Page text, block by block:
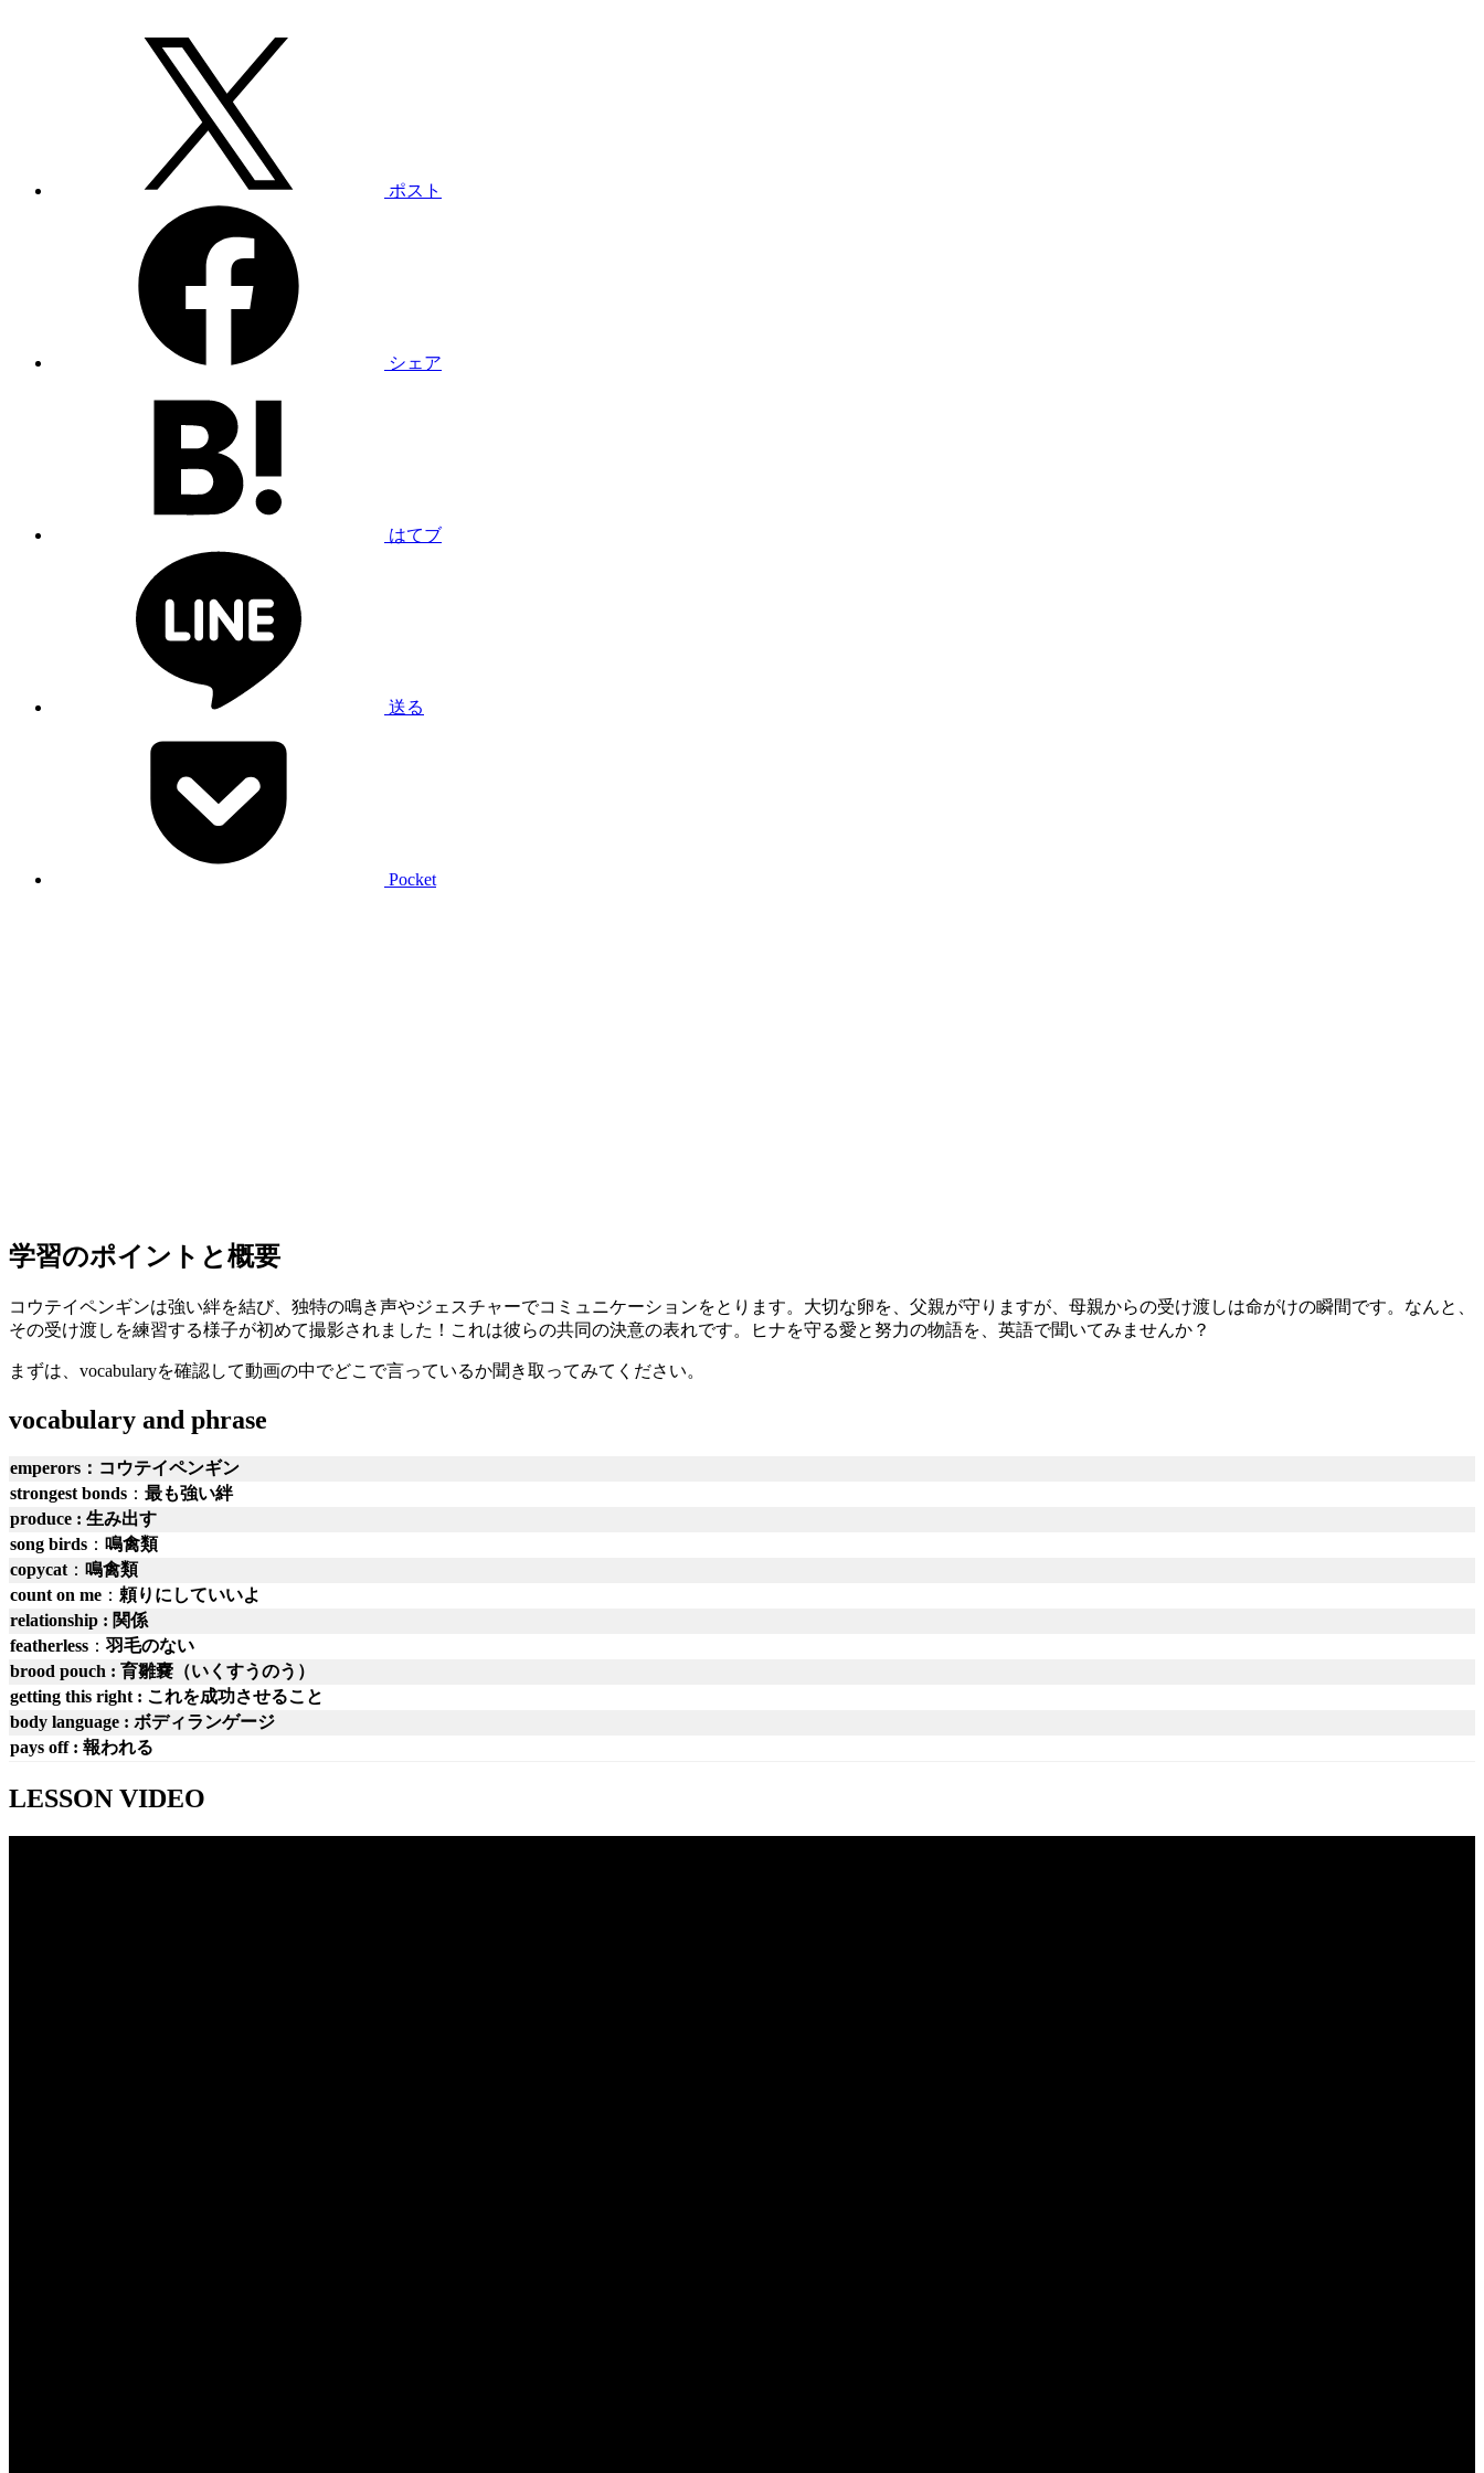
ポスト
シェア
はてブ
送る
Pocket
学習のポイントと概要
コウテイペンギンは強い絆を結び、独特の鳴き声やジェスチャーでコミュニケーションをとります。大切な卵を、父親が守りますが、母親からの受け渡しは命がけの瞬間です。なんと、
その受け渡しを練習する様子が初めて撮影されました！これは彼らの共同の決意の表れです。ヒナを守る愛と努力の物語を、英語で聞いてみませんか？
まずは、vocabularyを確認して動画の中でどこで言っているか聞き取ってみてください。
vocabulary and phrase
emperors：コウテイペンギン
strongest bonds ： 最も強い絆
produce : 生み出す
song birds ： 鳴禽類
copycat： 鳴禽類
count on me ： 頼りにしていいよ
relationship : 関係
featherless ： 羽毛のない
brood pouch : 育雛嚢（いくすうのう）
getting this right : これを成功させること
body language : ボディランゲージ
pays off : 報われる
LESSON VIDEO